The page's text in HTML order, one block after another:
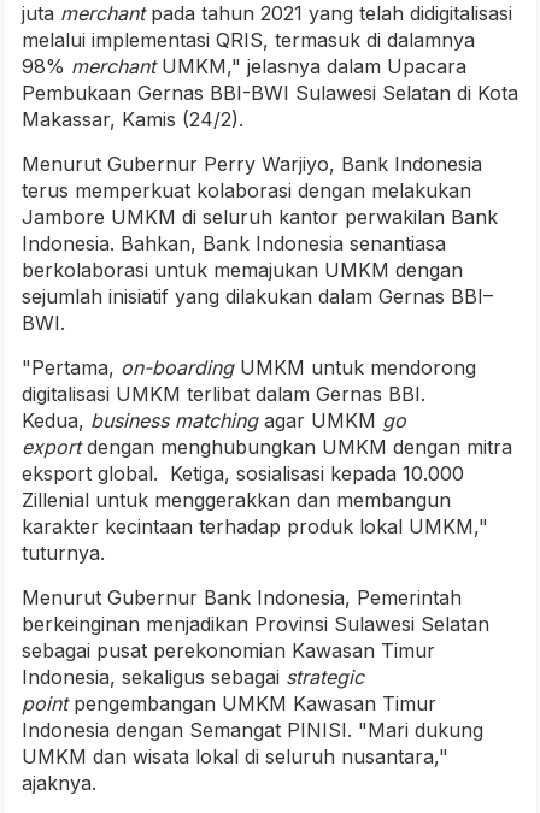
juta merchantpada tahun 2021 yang telah didigitalisasi
melalui implementasi QRIS, termasuk di dalamnya
98% merchantUMKM," jelasnya dalam Upacara
Pembukaan Gernas BBI-BWI Sulawesi Selatan di Kota
Makassar, Kamis (24/2).
Menurut Gubernur Perry Warjiyo, Bank Indonesia
terus memperkuat kolaborasi dengan melakukan
Jambore UMKM di seluruh kantor perwakilan Bank
Indonesia. Bahkan, Bank Indonesia senantiasa
berkolaborasi untuk memajukan UMKM dengan
sejumlah inisiatif yang dilakukan dalam Gernas BBI–
BWI.
"Pertama, on-boardingUMKM untuk mendorong
digitalisasi UMKM terlibat dalam Gernas BBI.
Kedua, business matchingagar UMKM go
exportdengan menghubungkan UMKM dengan mitra
eksport global. Ketiga, sosialisasi kepada 10.000
Zillenial untuk menggerakkan dan membangun
karakter kecintaan terhadap produk lokal UMKM,"
tuturnya.
Menurut Gubernur Bank Indonesia, Pemerintah
berkeinginan menjadikan Provinsi Sulawesi Selatan
sebagai pusat perekonomian Kawasan Timur
Indonesia, sekaligus sebagai strategic
pointpengembangan UMKM Kawasan Timur
Indonesia dengan Semangat PINISI. "Mari dukung
UMKM dan wisata lokal di seluruh nusantara,"
ajaknya.